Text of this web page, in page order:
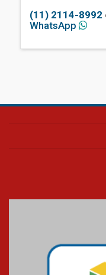
(11) 2114-8992
WhatsApp